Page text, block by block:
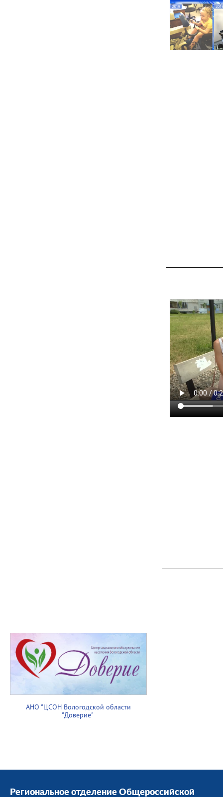
АНО "ЦСОН Вологодской области
"Доверие"
Региональное отделение Общероссийской